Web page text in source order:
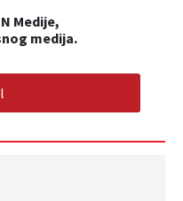
Medije,
medija.